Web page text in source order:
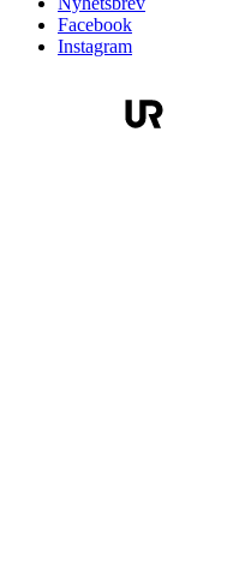
Facebook
Instagram